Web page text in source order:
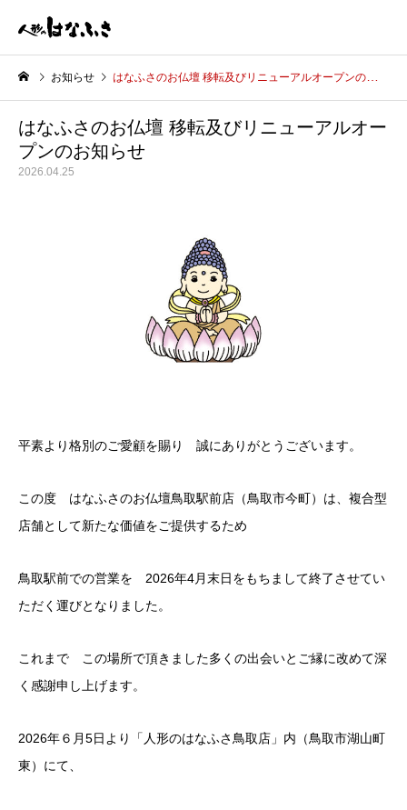
お知らせ はなふさのお仏壇 移転及びリニューアルオープンのお知らせ
はなふさのお仏壇 移転及びリニューアルオー
プンのお知らせ
2026.04.25
平素より格別のご愛顧を賜り 誠にありがとうございます。
この度 はなふさのお仏壇鳥取駅前店（鳥取市今町）は、複合型
店舗として新たな価値をご提供するため
鳥取駅前での営業を 2026年4月末日をもちまして終了させてい
ただく運びとなりました。
これまで この場所で頂きました多くの出会いとご縁に改めて深
く感謝申し上げます。
2026年６月5日より「人形のはなふさ鳥取店」内（鳥取市湖山町
東）にて、